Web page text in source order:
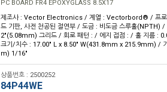
PC BOARD FR4 EPOXYGLASS 8.5X17
제조사 : Vector Electronics / 계열 : Vectorbord® / 프로
드 기판, 사전 천공된 절연부 / 도금 : 비도금 스루홀
2"(5.08mm) 그리드 / 회로 패턴 : / 에지 접점 : / 홀 지름 :
크기/치수 : 17.00" L x 8.50" W(431.8mm x 215.9mm) /
m) 1/16"
상품번호 : 2500252
84P44WE